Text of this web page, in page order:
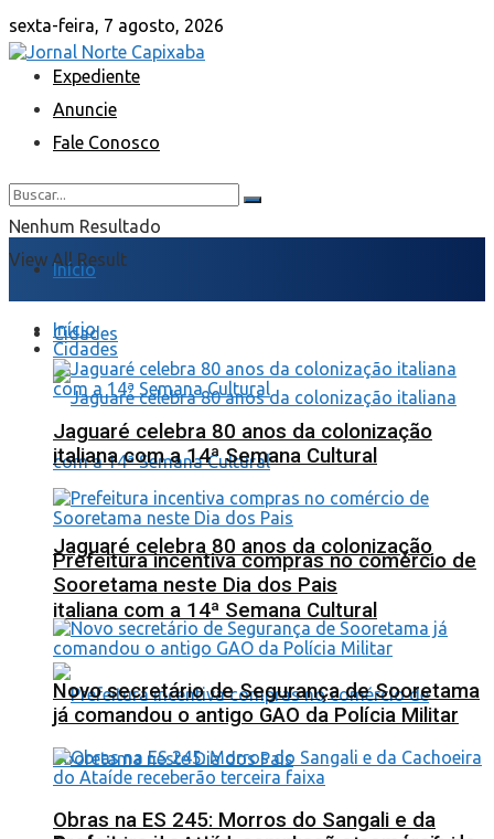
sexta-feira, 7 agosto, 2026
Expediente
Anuncie
Fale Conosco
Nenhum Resultado
View All Result
Início
Cidades
Jaguaré celebra 80 anos da colonização
italiana com a 14ª Semana Cultural
Início
Cidades
Jaguaré celebra 80 anos da colonização
italiana com a 14ª Semana Cultural
Prefeitura incentiva compras no comércio de
Sooretama neste Dia dos Pais
Novo secretário de Segurança de Sooretama
já comandou o antigo GAO da Polícia Militar
Obras na ES 245: Morros do Sangali e da